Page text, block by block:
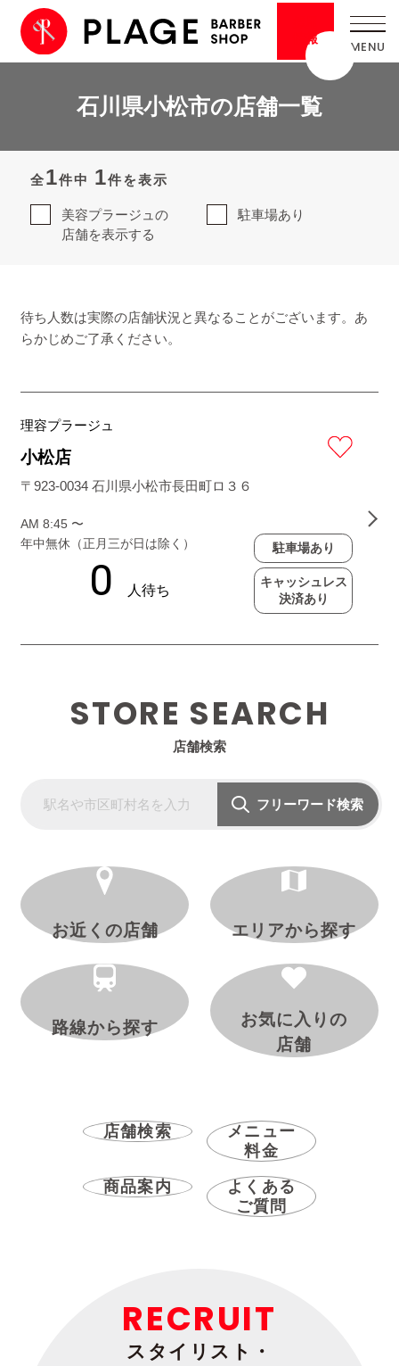
情報
石川県小松市の店舗一覧
全1件中 1件を表示
美容プラージュの
店舗を表示する
駐車場あり
待ち人数は実際の店舗状況と異なることがございます。あ
らかじめご了承ください。
理容プラージュ
小松店
〒923-0034 石川県小松市長田町ロ３６
AM 8:45 〜
年中無休（正月三が日は除く）
駐車場あり
キャッシュレス
決済あり
STORE SEARCH
店舗検索
フリーワード検索
お近くの店舗 エリアから探す
路線から探す
お気に入りの
店舗
店舗検索
メニュー
料金
商品案内
よくある
ご質問
RECRUIT
スタイリスト・